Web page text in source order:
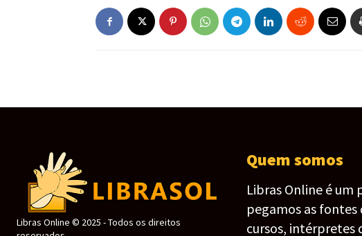
Libras Online © 2025 - Todos os direitos
Quem somos
Libras Online é um
pegamos as
cursos, intérpretes